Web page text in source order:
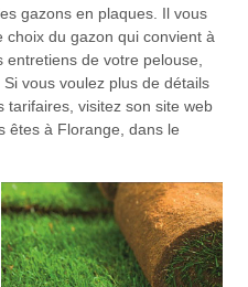
gazons en plaques. Il vous
du gazon qui convient à
de votre pelouse,
vous voulez plus de détails
tarifaires, visitez son site web
êtes à Florange, dans le